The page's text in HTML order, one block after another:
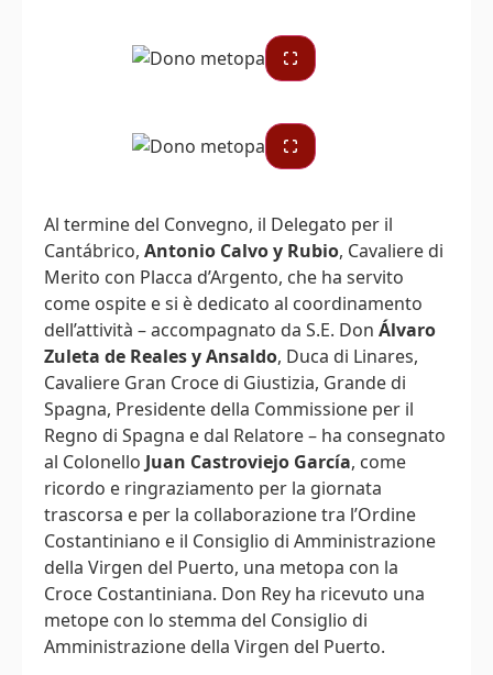
Al termine del Convegno, il Delegato per il
Cantábrico, Antonio Calvo y Rubio, Cavaliere di
Merito con Placca d’Argento, che ha servito
come ospite e si è dedicato al coordinamento
dell’attività – accompagnato da S.E. Don Álvaro
Zuleta de Reales y Ansaldo, Duca di Linares,
Cavaliere Gran Croce di Giustizia, Grande di
Spagna, Presidente della Commissione per il
Regno di Spagna e dal Relatore – ha consegnato
al Colonello Juan Castroviejo García, come
ricordo e ringraziamento per la giornata
trascorsa e per la collaborazione tra l’Ordine
Costantiniano e il Consiglio di Amministrazione
della Virgen del Puerto, una metopa con la
Croce Costantiniana. Don Rey ha ricevuto una
metope con lo stemma del Consiglio di
Amministrazione della Virgen del Puerto.